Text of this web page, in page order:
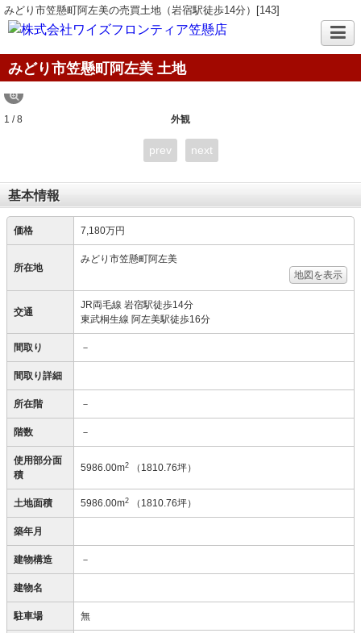
みどり市笠懸町阿左美の売買土地（岩宿駅徒歩14分）[143]
みどり市笠懸町阿左美 土地
外観
1 / 8
prev next
基本情報
価格 7,180万円
所在地
みどり市笠懸町阿左美
地図を表示
交通
JR両毛線 岩宿駅徒歩14分
東武桐生線 阿左美駅徒歩16分
間取り －
間取り詳細
所在階 －
階数 －
使用部分面
積
5986.00m2 （1810.76坪）
土地面積 5986.00m2 （1810.76坪）
築年月
建物構造 －
建物名
駐車場 無